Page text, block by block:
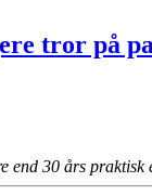
tror på
end 30 års praktisk